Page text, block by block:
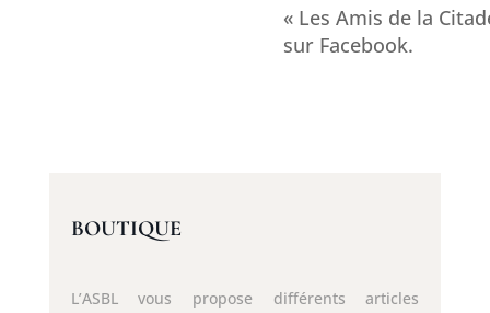
« Les Amis de la
sur Facebook.
BOUTIQUE
L’ASBL vous propose différents articles